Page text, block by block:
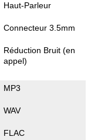
Haut-Parleur
Connecteur 3.5mm
Réduction Bruit (en
appel)
MP3
WAV
FLAC